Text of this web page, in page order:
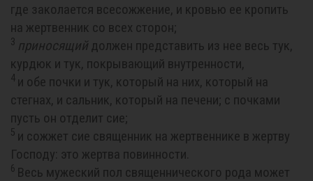
где заколается всесожжение, и кровью ее кропить
на жертвенник со всех сторон;
3 приносящий должен представить из нее весь тук,
курдюк и тук, покрывающий внутренности,
4 и обе почки и тук, который на них, который на
стегнах, и сальник, который на печени; с почками
пусть он отделит сие;
5 и сожжет сие священник на жертвеннике в жертву
Господу: это жертва повинности.
6 Весь мужеский пол священнического рода может